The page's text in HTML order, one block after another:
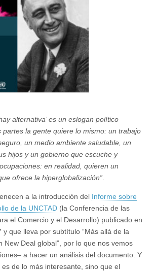
alternativa’ es un eslogan político
partes la gente quiere lo mismo: un trabajo
un medio ambiente saludable, un
hijos y un gobierno que escuche y
en realidad, quieren un
ofrece la hiperglobalización”
a la introducción del Informe sobre
de la UNCTAD (la Conferencia de las
el Comercio y el Desarrollo) publicado en
que lleva por subtítulo “Más allá de la
New Deal global”, por lo que nos vemos
a hacer un análisis del documento. Y
de lo más interesante, sino que el